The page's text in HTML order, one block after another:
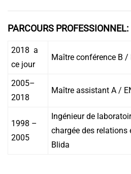
PARCOURS PROFESSIONNEL:
2018 a
ce jour
Maître conférence B /
2005–
2018
Maître assistant A /
1998 –
2005
Ingénieur de
chargée des relations
Blida